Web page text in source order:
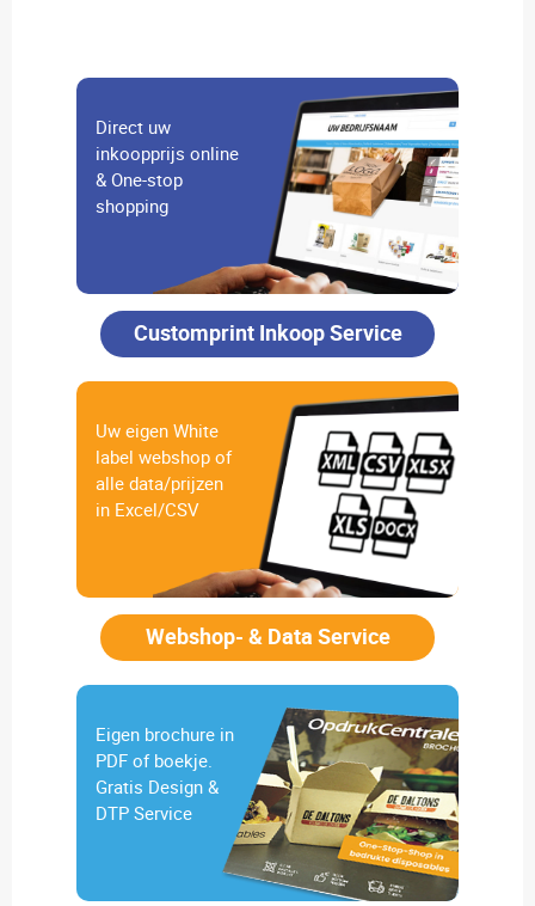
Direct uw
inkoopprijs online
& One-stop
shopping
Customprint Inkoop Service
Uw eigen White
label webshop of
alle data/prijzen
in Excel/CSV
Webshop- & Data Service
Eigen brochure in
PDF of boekje.
Gratis Design &
DTP Service